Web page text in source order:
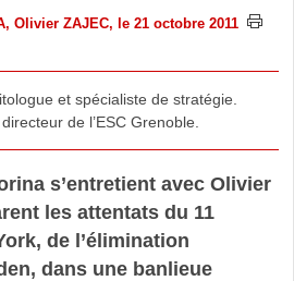
, Olivier ZAJEC, le 21 octobre 2011
et spécialiste de stratégie.
de l’ESC Grenoble.
s’entretient avec Olivier
les attentats du 11
de l’élimination
dans une banlieue